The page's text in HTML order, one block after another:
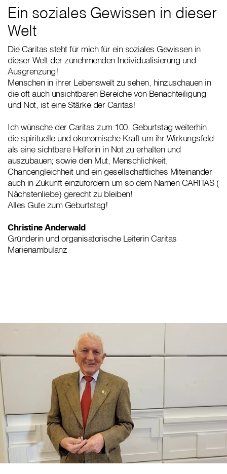
Ein soziales Gewissen in dieser
Welt
Die Caritas steht für mich für ein soziales Gewissen in
dieser Welt der zunehmenden Individualisierung und
Ausgrenzung!
Menschen in ihrer Lebenswelt zu sehen, hinzuschauen in
die oft auch unsichtbaren Bereiche von Benachteiligung
und Not, ist eine Stärke der Caritas!
Ich wünsche der Caritas zum 100. Geburtstag weiterhin
die spirituelle und ökonomische Kraft um ihr Wirkungsfeld
als eine sichtbare Helferin in Not zu erhalten und
auszubauen; sowie den Mut, Menschlichkeit,
Chancengleichheit und ein gesellschaftliches Miteinander
auch in Zukunft einzufordern um so dem Namen CARITAS (
Nächstenliebe) gerecht zu bleiben!
Alles Gute zum Geburtstag!
Christine Anderwald
Gründerin und organisatorische Leiterin Caritas
Marienambulanz